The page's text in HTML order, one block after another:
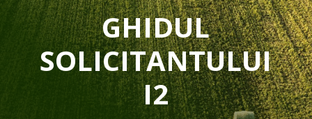
GHIDUL
SOLICITANTULUI
I2